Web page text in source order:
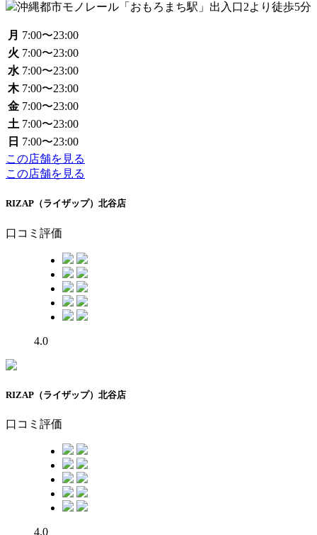
沖縄都市モノレール「おもろまち駅」出入口2より徒歩5分
月 7:00〜23:00
火 7:00〜23:00
水 7:00〜23:00
木 7:00〜23:00
金 7:00〜23:00
土 7:00〜23:00
日 7:00〜23:00
この店舗を見る
この店舗を見る
RIZAP（ライザップ）北谷店
口コミ評価
4.0
RIZAP（ライザップ）北谷店
口コミ評価
4.0